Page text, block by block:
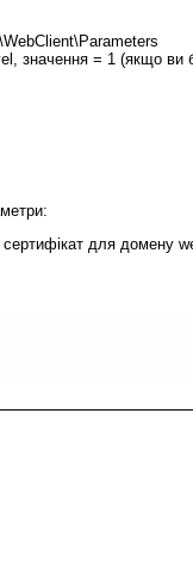
значення = 1 (якщо
для домену